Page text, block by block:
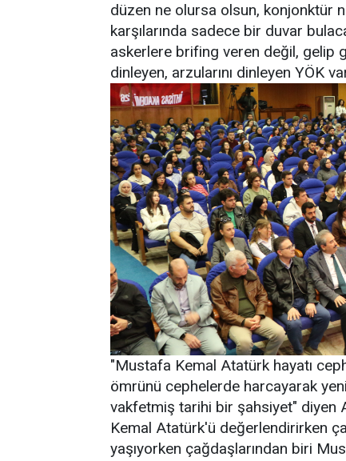
düzen ne olursa olsun, konjonktür
karşılarında sadece bir duvar
askerlere brifing veren değil, gelip
dinleyen, arzularını dinleyen YÖK
"Mustafa Kemal Atatürk hayatı
ömrünü cephelerde harcayarak
vakfetmiş tarihi bir şahsiyet" diyen
Kemal Atatürk'ü değerlendirirken
yaşıyorken çağdaşlarından biri